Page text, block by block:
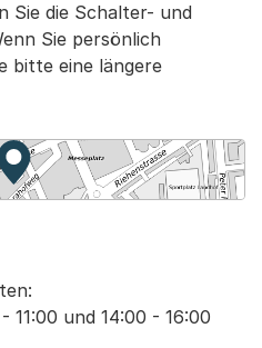
Sie die Schalter- und
Sie persönlich
bitte eine längere
Zur Karte von MapBS.
Externer Link, wird in einem
11:00 und 14:00 - 16:00